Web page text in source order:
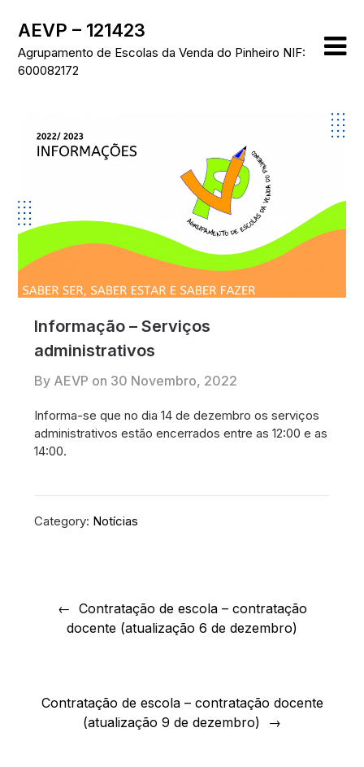
content
AEVP – 121423
Agrupamento de Escolas da Venda do Pinheiro NIF:
600082172
Informação – Serviços
administrativos
By AEVP on 30 Novembro, 2022
Informa-se que no dia 14 de dezembro os serviços
administrativos estão encerrados entre as 12:00 e as
14:00.
Category: Notícias
artigos
Contratação de escola – contratação
docente (atualização 6 de dezembro)
Contratação de escola – contratação docente
(atualização 9 de dezembro)